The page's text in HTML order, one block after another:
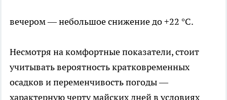
вечером — небольшое снижение до +22 °C.
Несмотря на комфортные показатели, стоит
учитывать вероятность кратковременных
осадков и переменчивость погоды —
характерную черту майских дней в условиях